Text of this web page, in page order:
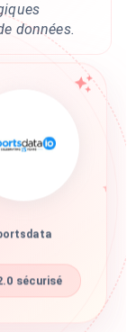
données.
sécurisé